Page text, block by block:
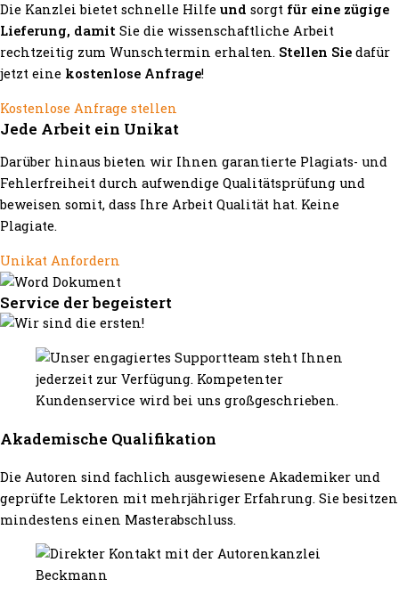
Die Kanzlei bietet schnelle Hilfe und sorgt für eine zügige
Lieferung, damit Sie die wissenschaftliche Arbeit
rechtzeitig zum Wunschtermin erhalten. Stellen Sie dafür
jetzt eine kostenlose Anfrage!
Kostenlose Anfrage stellen
Jede Arbeit ein Unikat
Darüber hinaus bieten wir Ihnen garantierte Plagiats- und
Fehlerfreiheit durch aufwendige Qualitätsprüfung und
beweisen somit, dass Ihre Arbeit Qualität hat. Keine
Plagiate.
Unikat Anfordern
Service der begeistert
Akademische Qualifikation
Die Autoren sind fachlich ausgewiesene Akademiker und
geprüfte Lektoren mit mehrjähriger Erfahrung. Sie besitzen
mindestens einen Masterabschluss.